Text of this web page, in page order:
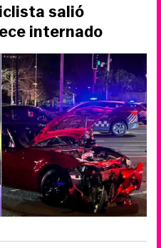
salió
internado